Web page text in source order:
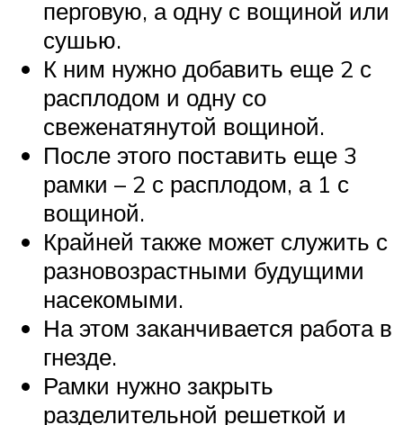
перговую, а одну с вощиной или
сушью.
К ним нужно добавить еще 2 с
расплодом и одну со
свеженатянутой вощиной.
После этого поставить еще 3
рамки – 2 с расплодом, а 1 с
вощиной.
Крайней также может служить с
разновозрастными будущими
насекомыми.
На этом заканчивается работа в
гнезде.
Рамки нужно закрыть
разделительной решеткой и